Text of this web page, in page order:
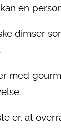
en
dimser
med
er, at